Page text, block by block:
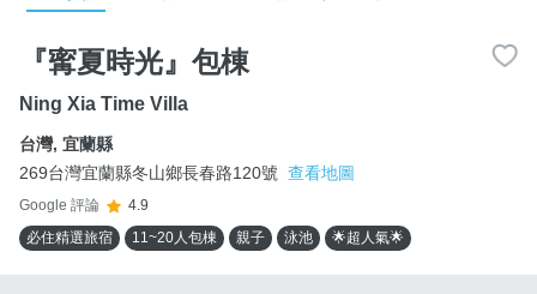
『寗夏時光』包棟
Ning Xia Time Villa
台灣, 宜蘭縣
269台灣宜蘭縣冬山鄉長春路120號 查看地圖
Google 評論
4.9
必住精選旅宿
11~20人包棟 親子 泳池 🌟超人氣🌟